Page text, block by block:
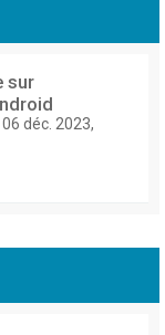
r
sur
06 déc. 2023,